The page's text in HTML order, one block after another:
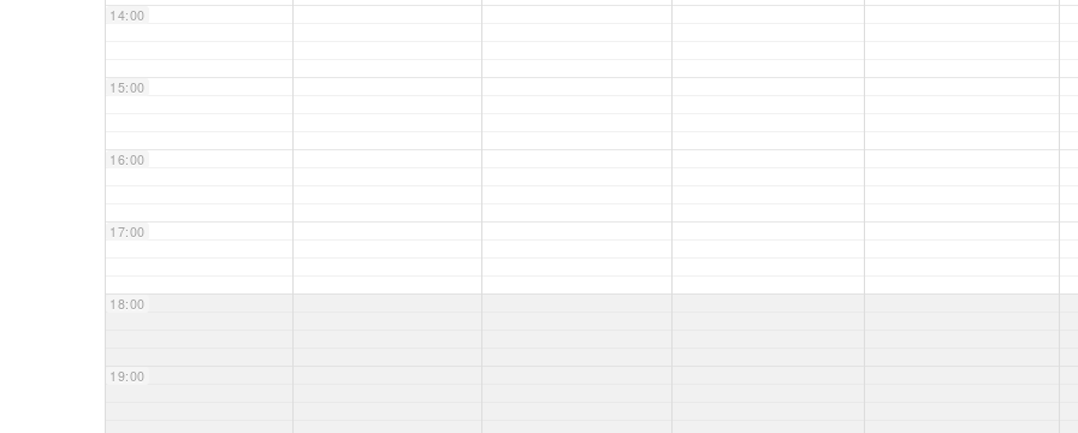
14:00
15:00
16:00
17:00
18:00
19:00